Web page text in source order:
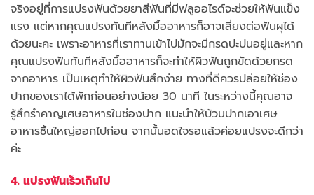
จริงอยู่ที่การแปรงฟันด้วยยาสีฟันที่มีฟลูออไรด์จะช่วยให้ฟันแข็ง
แรง แต่หากคุณแปรงทันทีหลังมื้ออาหารก็อาจเสี่ยงต่อฟันผุได้
ด้วยนะคะ เพราะอาหารที่เราทานเข้าไปมักจะมีกรดปะปนอยู่และหาก
คุณแปรงฟันทันทีหลังมื้ออาหารก็จะทำให้ผิวฟันถูกขัดด้วยกรด
จากอาหาร เป็นเหตุทำให้ผิวฟันสึกง่าย ทางที่ดีควรปล่อยให้ช่อง
ปากของเราได้พักก่อนอย่างน้อย 30 นาที ในระหว่างนี้คุณอาจ
รู้สึกรำคาญเศษอาหารในช่องปาก แนะนำให้บ้วนปากเอาเศษ
อาหารชิ้นใหญ่ออกไปก่อน จากนั้นอดใจรอแล้วค่อยแปรงจะดีกว่า
ค่ะ
4. แปรงฟันเร็วเกินไป